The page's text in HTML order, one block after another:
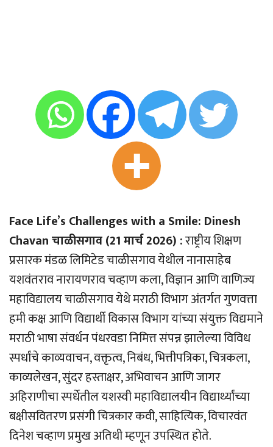
Face Life’s Challenges with a Smile: Dinesh
Chavan चाळीसगाव (21 मार्च 2026) :राष्ट्रीय शिक्षण
प्रसारक मंडळ लिमिटेड चाळीसगाव येथील नानासाहेब
यशवंतराव नारायणराव चव्हाण कला, विज्ञान आणि वाणिज्य
महाविद्यालय चाळीसगाव येथे मराठी विभाग अंतर्गत गुणवत्ता
हमी कक्ष आणि विद्यार्थी विकास विभाग यांच्या संयुक्त विद्यमाने
मराठी भाषा संवर्धन पंधरवडा निमित्त संपन्न झालेल्या विविध
स्पर्धांचे काव्यवाचन, वक्तृत्व, निबंध, भित्तीपत्रिका, चित्रकला,
काव्यलेखन, सुंदर हस्ताक्षर, अभिवाचन आणि जागर
अहिराणीचा स्पर्धेतील यशस्वी महाविद्यालयीन विद्यार्थ्यांच्या
बक्षीसवितरण प्रसंगी चित्रकार कवी, साहित्यिक, विचारवंत
दिनेश चव्हाण प्रमुख अतिथी म्हणून उपस्थित होते.